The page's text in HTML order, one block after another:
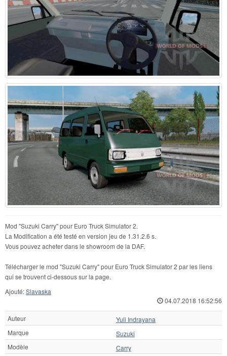
Mod "Suzuki Carry" pour Euro Truck Simulator 2.
La Modification a été testé en version jeu de 1.31.2.6 s.
Vous pouvez acheter dans le showroom de la DAF.
Télécharger le mod "Suzuki Carry" pour Euro Truck Simulator 2 par les liens
qui se trouvent ci-dessous sur la page.
Ajouté:Slavaska
04.07.2018 16:52:56
Auteur
Yuli Indrayana
Marque
Suzuki
Modèle
Carry